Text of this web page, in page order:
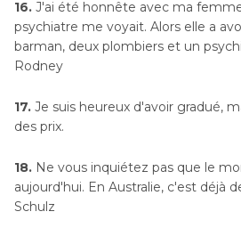
16. J'ai été honnête avec ma
psychiatre me voyait. Alors elle a
barman, deux plombiers et un
Rodney
17. Je suis heureux d'avoir gradué,
des prix.
18. Ne vous inquiétez pas que le
aujourd'hui. En Australie, c'est déjà
Schulz